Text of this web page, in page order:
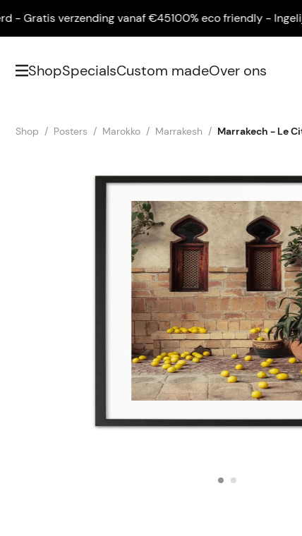
verzending vanaf €45100% eco friendly - Ingelijst
ShopSpecialsCustom madeOver ons
Shop Posters Marokko Marrakesh Marrakech - Le